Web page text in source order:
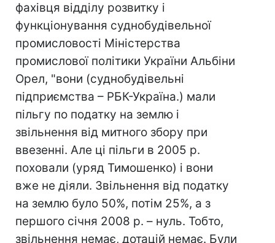
фахівця відділу розвитку і
функціонування суднобудівельної
промисловості Міністерства
промислової політики України Альбіни
Орел, "вони (суднобудівельні
підприємства – РБК-Україна.) мали
пільгу по податку на землю і
звільнення від митного збору при
ввезенні. Але ці пільги в 2005 р.
поховали (уряд Тимошенко) і вони
вже не діяли. Звільнення від податку
на землю було 50%, потім 25%, а з
першого січня 2008 р. – нуль. Тобто,
звільнення немає, дотацій немає. Були